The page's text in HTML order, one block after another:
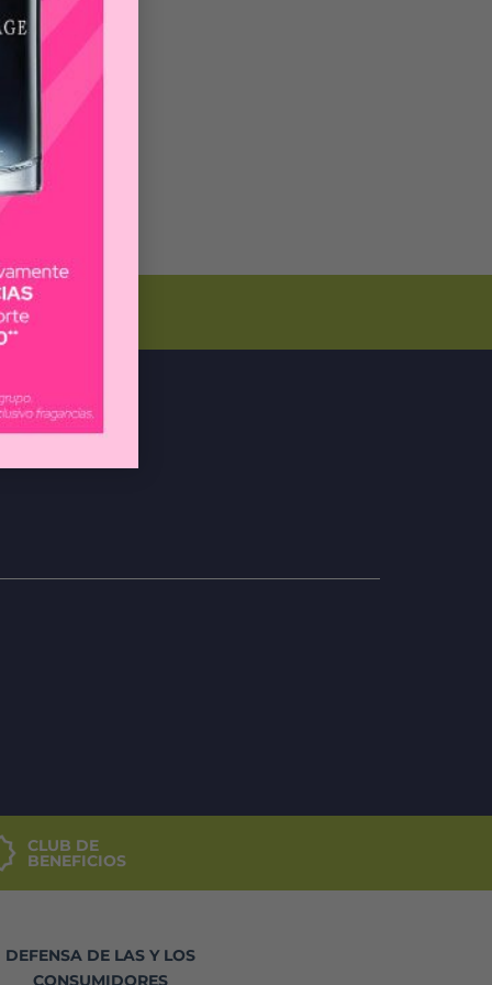
PREGUNTAS
FRECUENTES
CLUB DE
BENEFICIOS
DEFENSA DE LAS Y LOS
CONSUMIDORES